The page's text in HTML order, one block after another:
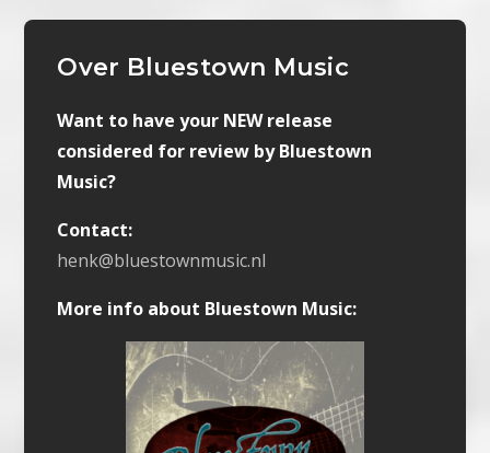
Over Bluestown Music
Want to have your NEW release
considered for review by Bluestown
Music?
Contact:
henk@bluestownmusic.nl
More info about Bluestown Music: